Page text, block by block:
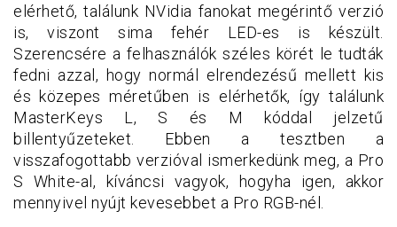
elérhető, találunk NVidia fanokat megérintő verzió
is, viszont sima fehér LED-es is készült.
Szerencsére a felhasználók széles körét le tudták
fedni azzal, hogy normál elrendezésű mellett kis
és közepes méretűben is elérhetők, így találunk
MasterKeys L, S és M kóddal jelzetű
billentyűzeteket. Ebben a tesztben a
visszafogottabb verzióval ismerkedünk meg, a Pro
S White-al, kíváncsi vagyok, hogyha igen, akkor
mennyivel nyújt kevesebbet a Pro RGB-nél.